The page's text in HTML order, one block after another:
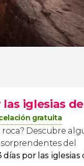
iglesias
gratuita
roca? Descubre
del
días por las iglesias